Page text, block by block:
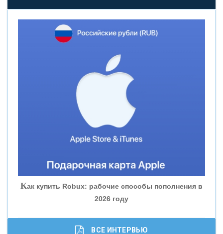
«НОВИКОМБАНК»
«ВНЕШПРОМБАНК»
«БАНК ГЛОБЭКС»
«СОВКОМБАНК»
«ГАЗПРОМБАНК»
Как купить Robux: рабочие способы пополнения в
2026 году
ВСЕ ИНТЕРВЬЮ